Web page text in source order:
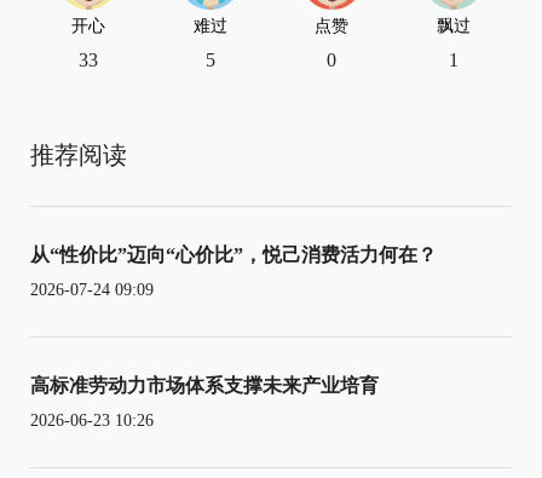
开心
33
难过
5
点赞
0
飘过
1
推荐阅读
从“性价比”迈向“心价比”，悦己消费活力何在？
2026-07-24 09:09
高标准劳动力市场体系支撑未来产业培育
2026-06-23 10:26